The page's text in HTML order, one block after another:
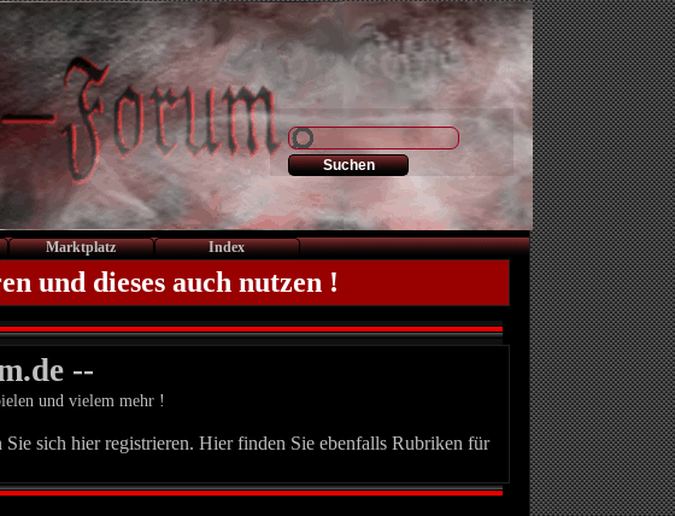
Marktplatz Index
und dieses auch nutzen !
--
und vielem mehr !
sich hier registrieren. Hier finden Sie ebenfalls Rubriken für